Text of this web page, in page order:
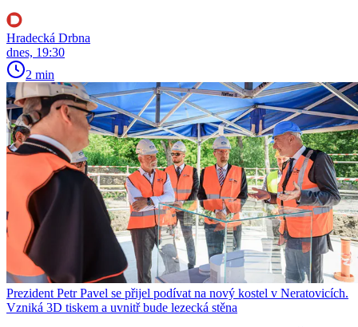
Hradecká Drbna
dnes, 19:30
2 min
Prezident Petr Pavel se přijel podívat na nový kostel v Neratovicích.
Vzniká 3D tiskem a uvnitř bude lezecká stěna